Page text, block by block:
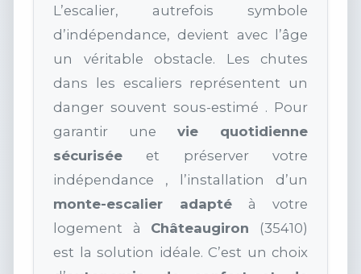
L’escalier, autrefois symbole
d’indépendance, devient avec l’âge
un véritable obstacle. Les chutes
dans les escaliers représentent un
danger souvent sous-estimé . Pour
garantir une vie quotidienne
sécurisée et préserver votre
indépendance , l’installation d’un
monte-escalier adapté à votre
logement à Châteaugiron (35410)
est la solution idéale. C’est un choix